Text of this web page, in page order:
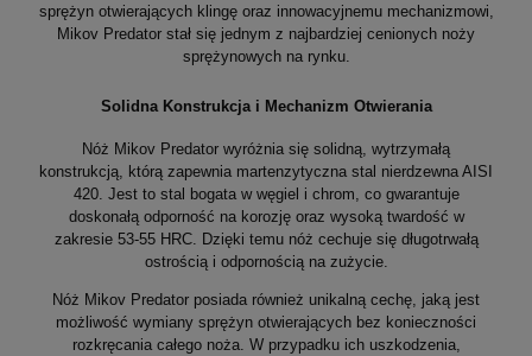
sprężyn otwierających klingę oraz innowacyjnemu mechanizmowi,
Mikov Predator stał się jednym z najbardziej cenionych noży
sprężynowych na rynku.
Solidna Konstrukcja i Mechanizm Otwierania
Nóż Mikov Predator wyróżnia się solidną, wytrzymałą
konstrukcją, którą zapewnia martenzytyczna stal nierdzewna AISI
420. Jest to stal bogata w węgiel i chrom, co gwarantuje
doskonałą odporność na korozję oraz wysoką twardość w
zakresie 53-55 HRC. Dzięki temu nóż cechuje się długotrwałą
ostrością i odpornością na zużycie.
Nóż Mikov Predator posiada również unikalną cechę, jaką jest
możliwość wymiany sprężyn otwierających bez konieczności
rozkręcania całego noża. W przypadku ich uszkodzenia,